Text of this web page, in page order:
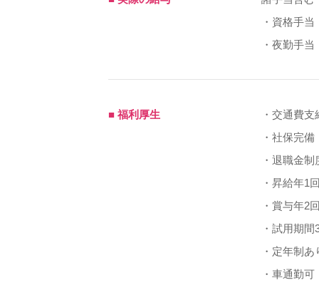
・資格手当
・夜勤手当
■ 福利厚生
・交通費
・社保完
・退職金
・昇給年1
・賞与年2
・試用期
・定年制
・車通勤可